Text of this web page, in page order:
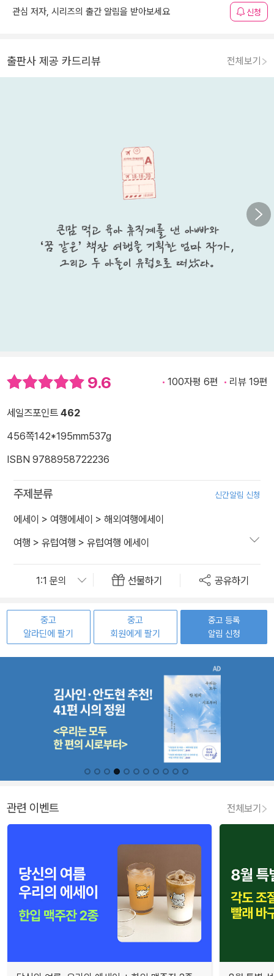
관심 저자, 시리즈의 출간 알림을 받아보세요 신청
출판사 제공 카드리뷰 전체보기
9.6 100자평 6편 리뷰 19편
세일즈포인트 462
456쪽142*195mm537g
ISBN 9788958722236
주제분류 신간알림 신청
에세이 > 여행에세이 > 해외여행에세이
여행 > 유럽여행 > 유럽여행 에세이
선물하기 공유하기
중고
알라딘에 팔기
중고
회원에게 팔기
중고 등록
알림 신청
관련 이벤트 전체보기